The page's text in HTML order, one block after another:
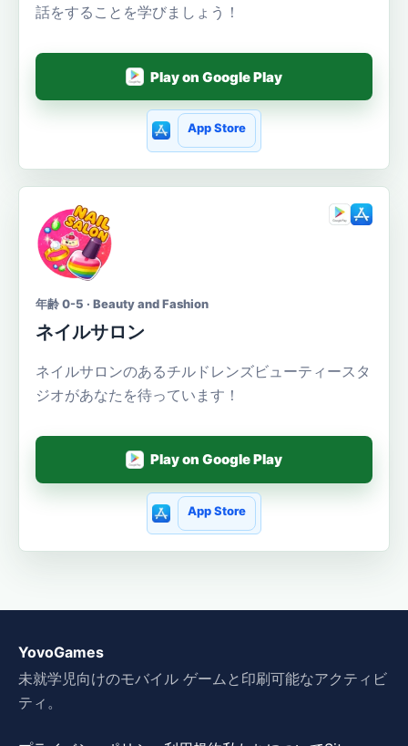
話をすることを学びましょう！
Play on Google Play
App Store
年齢 0-5 · Beauty and Fashion
ネイルサロン
ネイルサロンのあるチルドレンズビューティースタ
ジオがあなたを待っています！
Play on Google Play
App Store
YovoGames
未就学児向けのモバイル ゲームと印刷可能なアクティビ
ティ。